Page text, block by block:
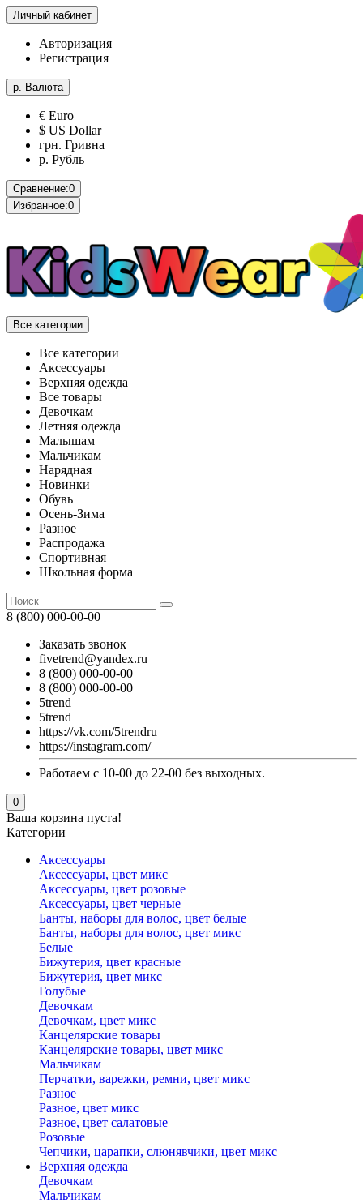
Личный кабинет
Авторизация
Регистрация
р. Валюта
€ Euro
$ US Dollar
грн. Гривна
р. Рубль
Сравнение:0
Избранное:0
Все категории
Все категории
Аксессуары
Верхняя одежда
Все товары
Девочкам
Летняя одежда
Малышам
Мальчикам
Нарядная
Новинки
Обувь
Осень-Зима
Разное
Распродажа
Спортивная
Школьная форма
8 (800) 000-00-00
Заказать звонок
fivetrend@yandex.ru
8 (800) 000-00-00
8 (800) 000-00-00
5trend
5trend
https://vk.com/5trendru
https://instagram.com/
Работаем с 10-00 до 22-00 без выходных.
0
Ваша корзина пуста!
Категории
Аксессуары
Аксессуары, цвет микс
Аксессуары, цвет розовые
Аксессуары, цвет черные
Банты, наборы для волос, цвет белые
Банты, наборы для волос, цвет микс
Белые
Бижутерия, цвет красные
Бижутерия, цвет микс
Голубые
Девочкам
Девочкам, цвет микс
Канцелярские товары
Канцелярские товары, цвет микс
Мальчикам
Перчатки, варежки, ремни, цвет микс
Разное
Разное, цвет микс
Разное, цвет салатовые
Розовые
Чепчики, царапки, слюнявчики, цвет микс
Верхняя одежда
Девочкам
Мальчикам